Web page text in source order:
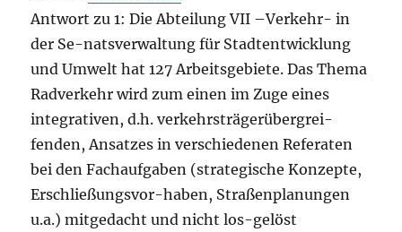
Antwort zu 1: Die Abteilung VII –Verkehr- in
der Se-natsverwaltung für Stadtentwicklung
und Umwelt hat 127 Arbeitsgebiete. Das Thema
Radverkehr wird zum einen im Zuge eines
integrativen, d.h. verkehrsträgerübergrei-
fenden, Ansatzes in verschiedenen Referaten
bei den Fachaufgaben (strategische Konzepte,
Erschließungsvor-haben, Straßenplanungen
u.a.) mitgedacht und nicht los-gelöst